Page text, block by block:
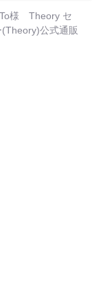
様 Theory セ
公式通販